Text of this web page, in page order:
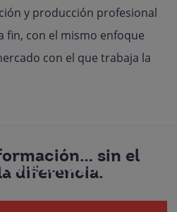
y producción profesional
fin, con el mismo enfoque
con el que trabaja la
sin el
diferencia.
e IA Generativa